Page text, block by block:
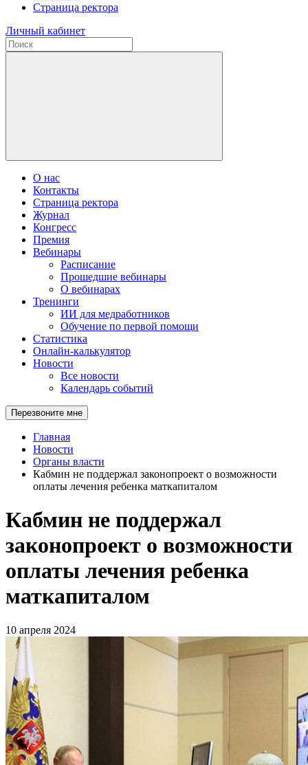
Страница ректора
Личный кабинет
О нас
Контакты
Страница ректора
Журнал
Конгресс
Премия
Вебинары
Расписание
Прошедшие вебинары
О вебинарах
Тренинги
ИИ для медработников
Обучение по первой помощи
Статистика
Онлайн-калькулятор
Новости
Все новости
Календарь событий
Перезвоните мне
Главная
Новости
Органы власти
Кабмин не поддержал законопроект о возможности
оплаты лечения ребенка маткапиталом
Кабмин не поддержал
законопроект о возможности
оплаты лечения ребенка
маткапиталом
10 апреля 2024